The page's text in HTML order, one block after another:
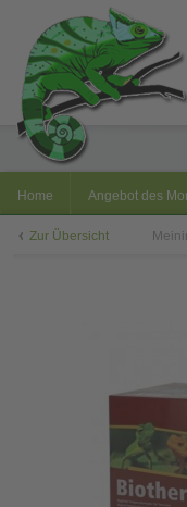
Home Angebot des
Zur Übersicht